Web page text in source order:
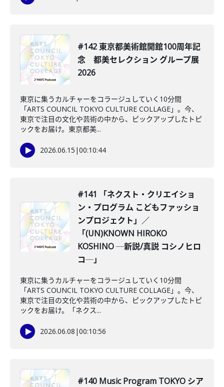
#142 東京都美術館開館100周年記
念 都美セレクション グループ展
2026
東京に集うカルチャーをコラージュしていく10分間
「ARTS COUNCIL TOKYO CULTURE COLLAGE」。今、
東京で注目の文化や芸術の中から、ピックアップしたトピ
ックをお届け。東京都美...
2026.06.15 |00:10:44
#141 「ネクスト・クリエイショ
ン・プログラム こどもファッショ
ンプロジェクト」／
「(UN)KNOWN HIROKO
KOSHINO ─新説/真説 コシノヒロ
コ─」
東京に集うカルチャーをコラージュしていく10分間
「ARTS COUNCIL TOKYO CULTURE COLLAGE」。今、
東京で注目の文化や芸術の中から、ピックアップしたトピ
ックをお届け。「ネクス...
2026.06.08 |00:10:56
#140 Music Program TOKYO シア